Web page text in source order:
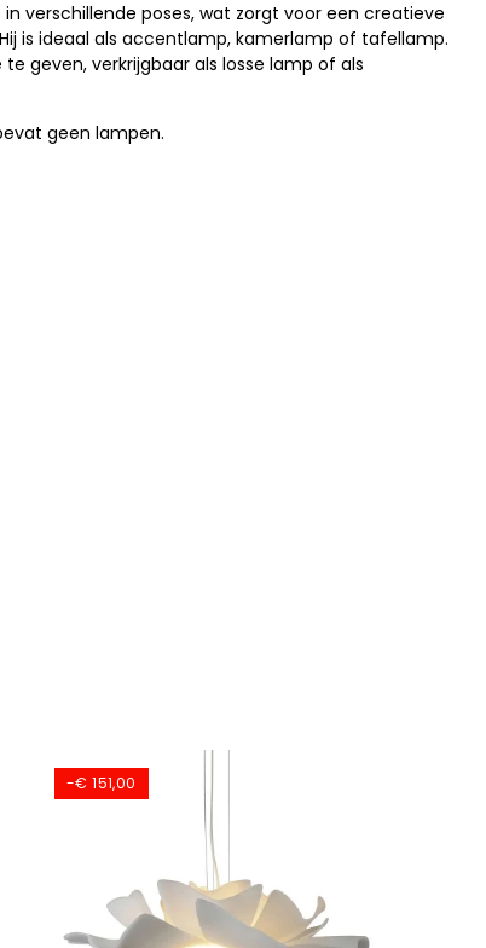
verschillende poses, wat zorgt voor een creatieve
is ideaal als accentlamp, kamerlamp of tafellamp.
geven, verkrijgbaar als losse lamp of als
geen lampen.
-€ 151,00